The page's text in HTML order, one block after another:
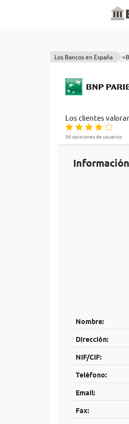
Los Bancos en España
Los clientes
36 opiniones de usuarios
Nombre:
Dirección:
NIF/CIF:
Teléfono:
Email:
Fax: